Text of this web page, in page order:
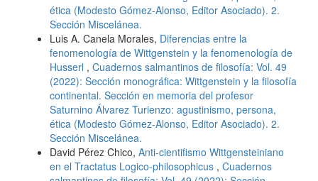
ética (Modesto Gómez-Alonso, Editor Asociado). 2.
Sección Miscelánea.
Luis A. Canela Morales, Diferencias entre la
fenomenología de Wittgenstein y la fenomenología de
Husserl , Cuadernos salmantinos de filosofía: Vol. 49
(2022): Sección monográfica: Wittgenstein y la filosofía
continental. Sección en memoria del profesor
Saturnino Álvarez Turienzo: agustinismo, persona,
ética (Modesto Gómez-Alonso, Editor Asociado). 2.
Sección Miscelánea.
David Pérez Chico, Anti-cientifismo Wittgensteiniano
en el Tractatus Logico-philosophicus , Cuadernos